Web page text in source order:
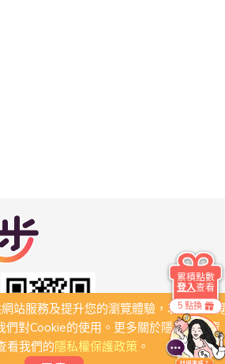
站服務及提升您的瀏覽體驗，若繼續瀏
們對Cookie的使用。更多關於隱私保護資
看我們的隱私權保護政策。
5 點換
累積點數
登入查看